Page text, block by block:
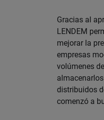
Gracias al
LENDEM
mejorar la
empresas
volúmenes
distribuidos
comenzó a